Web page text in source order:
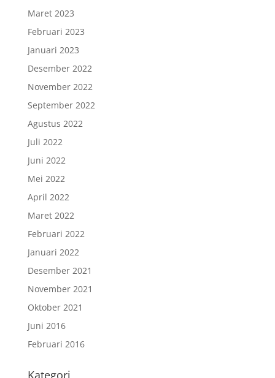
Maret 2023
Februari 2023
Januari 2023
Desember 2022
November 2022
September 2022
Agustus 2022
Juli 2022
Juni 2022
Mei 2022
April 2022
Maret 2022
Februari 2022
Januari 2022
Desember 2021
November 2021
Oktober 2021
Juni 2016
Februari 2016
Kategori